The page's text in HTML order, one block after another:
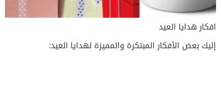
افكار هدايا العيد
إليك بعض الأفكار المبتكرة والمميزة لهدايا العيد: